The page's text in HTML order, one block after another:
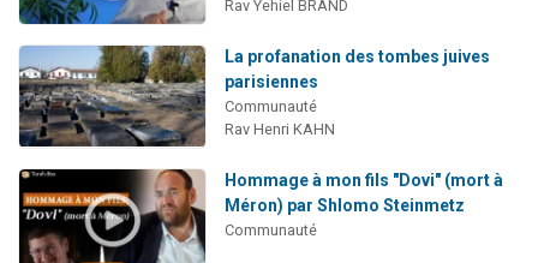
Rav Yehiel BRAND
La profanation des tombes juives
parisiennes
Communauté
Rav Henri KAHN
Hommage à mon fils "Dovi" (mort à
Méron) par Shlomo Steinmetz
Communauté